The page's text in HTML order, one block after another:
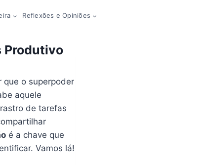
Reflexões e Opiniões
Produtivo
que o superpoder
aquele
de tarefas
é a chave que
Vamos lá!